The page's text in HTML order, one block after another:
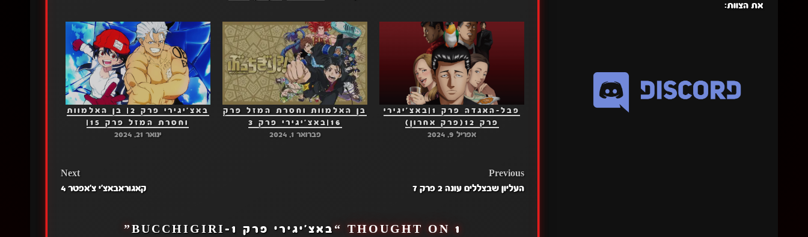
פבל-האגדה פרק 1|באצ'יגירי
פרק 12(פרק אחרון)
אפריל 9, 2024
בן האלמוות וחסרת המזל פרק
16|באצ'יגירי פרק 3
פברואר 1, 2024
באצ'יגירי פרק 2| בן האלמוות
וחסרת המזל פרק 15|
ינואר 21, 2024
POST
Previous
העליון שבצללים עונה 2 פרק 7
Next
קאגוראבאצ'י צ'אפטר 4
1 THOUGHT ON “ באצ'יגירי פרק 1-BUCCHIGIRI ”
את הצוות: